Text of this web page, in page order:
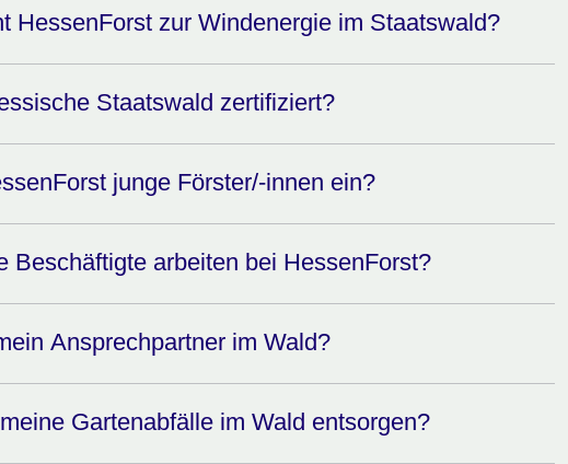
HessenForst zur Windenergie im Staatswald?
Staatswald zertifiziert?
junge Förster/-innen ein?
Beschäftigte arbeiten bei HessenForst?
Ansprechpartner im Wald?
Gartenabfälle im Wald entsorgen?